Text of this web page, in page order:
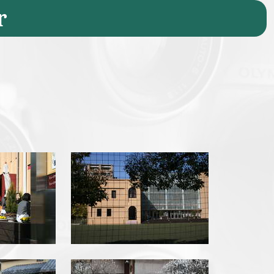
img_6544.jpg
img_6558.jpg